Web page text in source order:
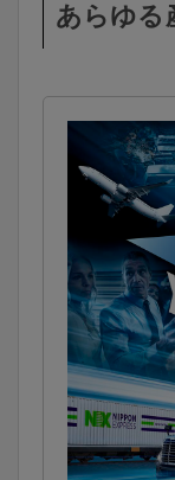
あらゆる